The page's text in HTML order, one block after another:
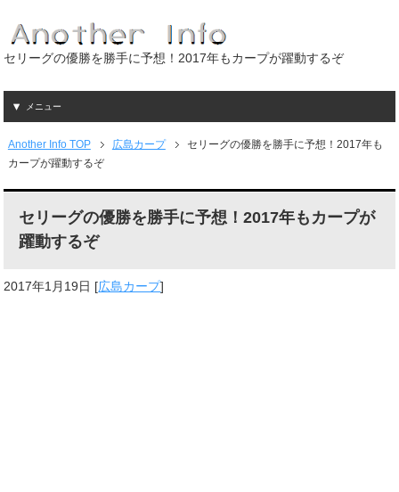
セリーグの優勝を勝手に予想！2017年もカープが躍動するぞ
メニュー
Another Info TOP 広島カープ
セリーグの優勝を勝手に予想！2017年も
カープが躍動するぞ
セリーグの優勝を勝手に予想！2017年もカープが
躍動するぞ
2017年1月19日 [広島カープ]